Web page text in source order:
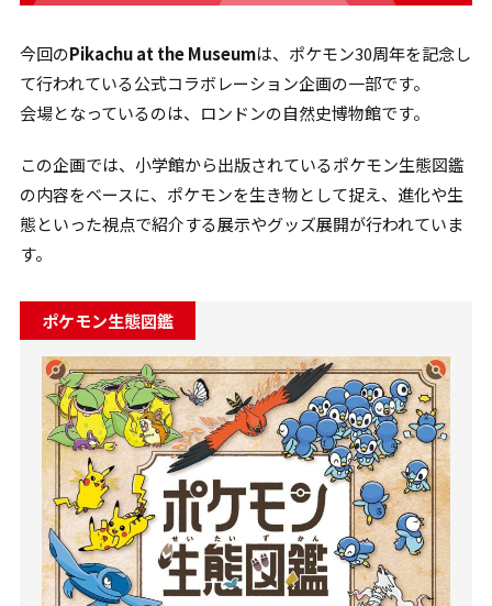
今回のPikachu at the Museumは、ポケモン30周年を記念し
て行われている公式コラボレーション企画の一部です。
会場となっているのは、ロンドンの自然史博物館です。
この企画では、小学館から出版されているポケモン生態図鑑
の内容をベースに、ポケモンを生き物として捉え、進化や生
態といった視点で紹介する展示やグッズ展開が行われていま
す。
ポケモン生態図鑑